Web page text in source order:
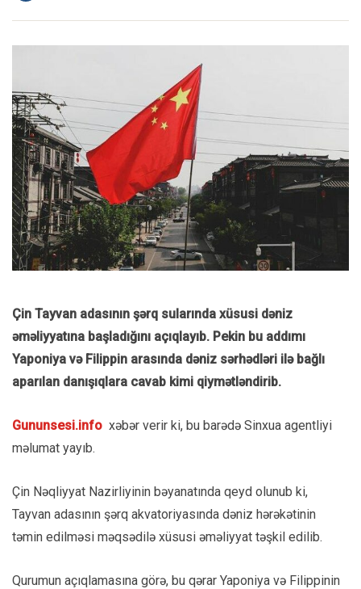
Çin Tayvan adasının şərq sularında xüsusi dəniz
əməliyyatına başladığını açıqlayıb. Pekin bu addımı
Yaponiya və Filippin arasında dəniz sərhədləri ilə bağlı
aparılan danışıqlara cavab kimi qiymətləndirib.
Gununsesi.info xəbər verir ki, bu barədə Sinxua agentliyi
məlumat yayıb.
Çin Nəqliyyat Nazirliyinin bəyanatında qeyd olunub ki,
Tayvan adasının şərq akvatoriyasında dəniz hərəkətinin
təmin edilməsi məqsədilə xüsusi əməliyyat təşkil edilib.
Qurumun açıqlamasına görə, bu qərar Yaponiya və Filippinin